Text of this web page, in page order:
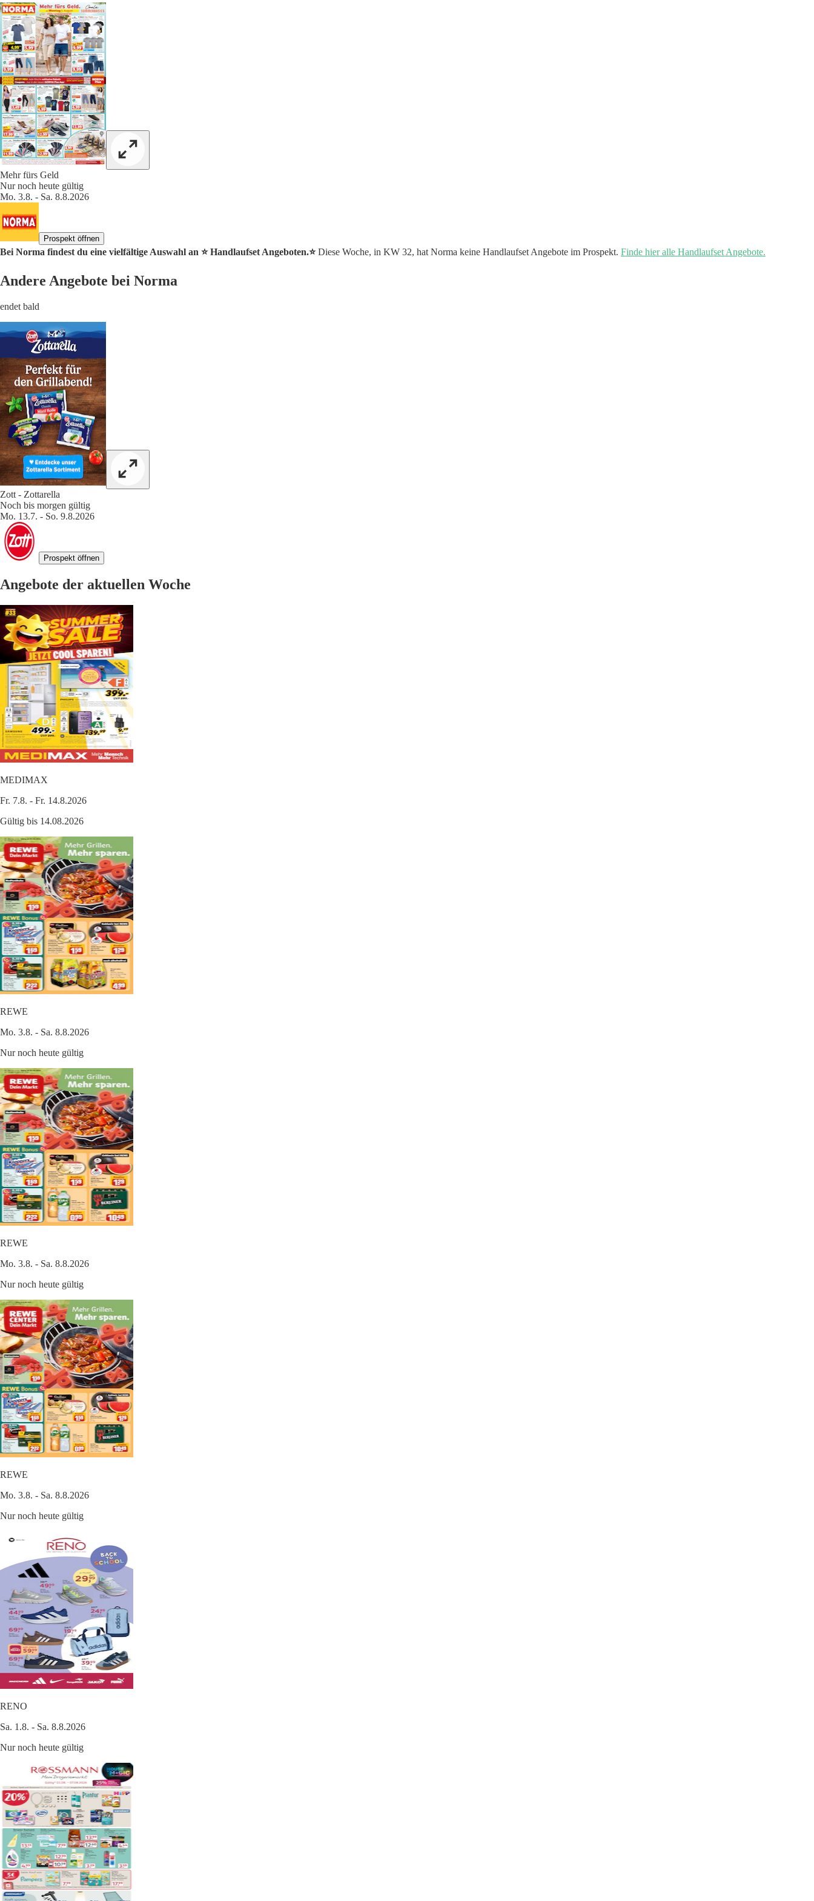
Mehr fürs Geld
Nur noch heute gültig
Mo. 3.8. - Sa. 8.8.2026
Prospekt öffnen
Bei Norma findest du eine vielfältige Auswahl an ⭐️ Handlaufset Angeboten.⭐️Diese Woche, in KW 32, hat Norma keine Handlaufset Angebote im Prospekt. Finde hier alle Handlaufset Angebote.
Andere Angebote bei Norma
endet bald
Zott - Zottarella
Noch bis morgen gültig
Mo. 13.7. - So. 9.8.2026
Prospekt öffnen
Angebote der aktuellen Woche
MEDIMAX
Fr. 7.8. - Fr. 14.8.2026
Gültig bis 14.08.2026
REWE
Mo. 3.8. - Sa. 8.8.2026
Nur noch heute gültig
REWE
Mo. 3.8. - Sa. 8.8.2026
Nur noch heute gültig
REWE
Mo. 3.8. - Sa. 8.8.2026
Nur noch heute gültig
RENO
Sa. 1.8. - Sa. 8.8.2026
Nur noch heute gültig